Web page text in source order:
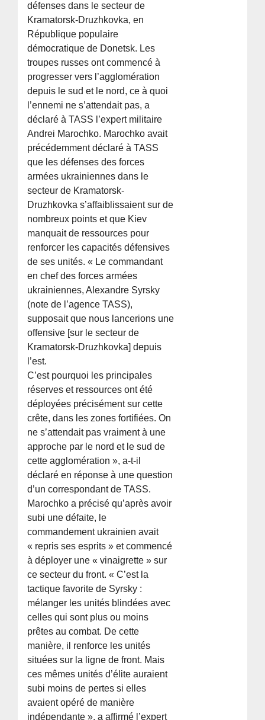
défenses dans le secteur de
Kramatorsk-Druzhkovka, en
République populaire
démocratique de Donetsk. Les
troupes russes ont commencé à
progresser vers l’agglomération
depuis le sud et le nord, ce à quoi
l’ennemi ne s’attendait pas, a
déclaré à TASS l’expert militaire
Andrei Marochko. Marochko avait
précédemment déclaré à TASS
que les défenses des forces
armées ukrainiennes dans le
secteur de Kramatorsk-
Druzhkovka s’affaiblissaient sur de
nombreux points et que Kiev
manquait de ressources pour
renforcer les capacités défensives
de ses unités. « Le commandant
en chef des forces armées
ukrainiennes, Alexandre Syrsky
(note de l’agence TASS),
supposait que nous lancerions une
offensive [sur le secteur de
Kramatorsk-Druzhkovka] depuis
l’est.
C’est pourquoi les principales
réserves et ressources ont été
déployées précisément sur cette
crête, dans les zones fortifiées. On
ne s’attendait pas vraiment à une
approche par le nord et le sud de
cette agglomération », a-t-il
déclaré en réponse à une question
d’un correspondant de TASS.
Marochko a précisé qu’après avoir
subi une défaite, le
commandement ukrainien avait
« repris ses esprits » et commencé
à déployer une « vinaigrette » sur
ce secteur du front. « C’est la
tactique favorite de Syrsky :
mélanger les unités blindées avec
celles qui sont plus ou moins
prêtes au combat. De cette
manière, il renforce les unités
situées sur la ligne de front. Mais
ces mêmes unités d’élite auraient
subi moins de pertes si elles
avaient opéré de manière
indépendante », a affirmé l’expert